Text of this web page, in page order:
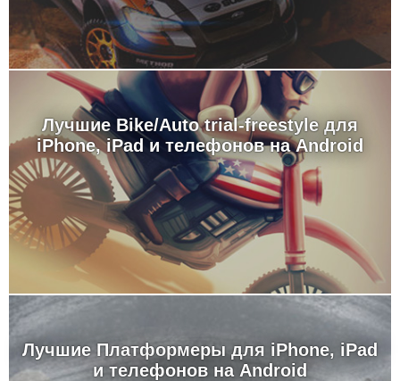
Лучшие Bike/Auto trial-freestyle для
iPhone, iPad и телефонов на Android
Лучшие Платформеры для iPhone, iPad
и телефонов на Android